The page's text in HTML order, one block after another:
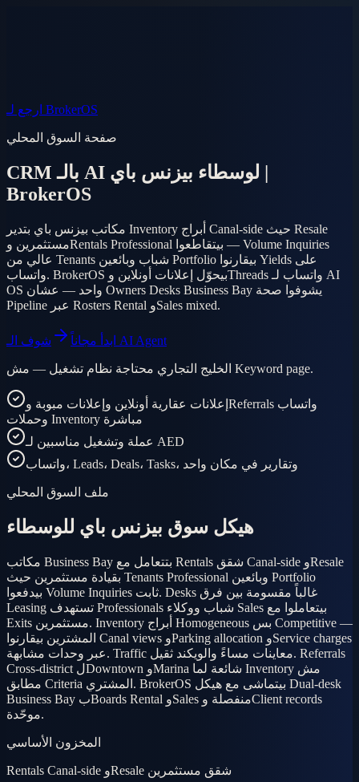
ارجع لـ BrokerOS
صفحة السوق المحلي
CRM بالـ AI لوسطاء بيزنس باي |
BrokerOS
مكاتب بيزنس باي بتدير Inventory أبراج Canal-side حيث Resale
مستثمرين وRentals Professional بيتقاطعوا — Volume Inquiries
عالي من Tenants شباب وبائعين Portfolio بيقارنوا Yields على
واتساب. BrokerOS بيحوّل إعلانات أونلاين وThreads واتساب لـ AI
OS واحد — عشان Owners Desks Business Bay يشوفوا صحة
Pipeline عبر Rosters Rental وSales mixed.
ابدأ مجاناً شوف الـ AI Agent
الخليج التجاري محتاجة نظام تشغيل — مش Keyword page.
إعلانات عقارية أونلاين وإعلانات مبوبة وReferrals واتساب
وحملات Inventory مباشرة
عملة وتشغيل مناسبين لـ AED
واتساب، Leads، Deals، Tasks، وتقارير في مكان واحد
ملف السوق المحلي
هيكل سوق بيزنس باي للوسطاء
مكاتب Business Bay بتتعامل مع Rentals شقق Canal-side وResale
بقيادة مستثمرين حيث Tenants Professional وبائعين Portfolio
بيدفعوا Volume Inquiries ثابت. Desks غالباً مقسومة بين فرق
Leasing تستهدف Professionals شباب ووكلاء Sales بيتعاملوا مع
Exits مستثمرين. Inventory أبراج Homogeneous بس Competitive —
المشترين بيقارنوا Canal views وParking allocation وService charges
عبر وحدات مشابهة. Traffic معاينات مساءً والويكند ثقيل. Referrals
Cross-district لDowntown وMarina شائعة لما Inventory مش
مطابق Criteria المشتري. BrokerOS بيتماشى مع هيكل Dual-desk
Business Bay بBoards Rental وSales منفصلة وClient records
موحّدة.
المخزون الأساسي
Rentals Canal-side وResale شقق مستثمرين